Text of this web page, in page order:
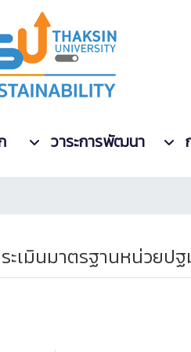
วาระการพัฒนา
เมินมาตรฐานหน่วยป